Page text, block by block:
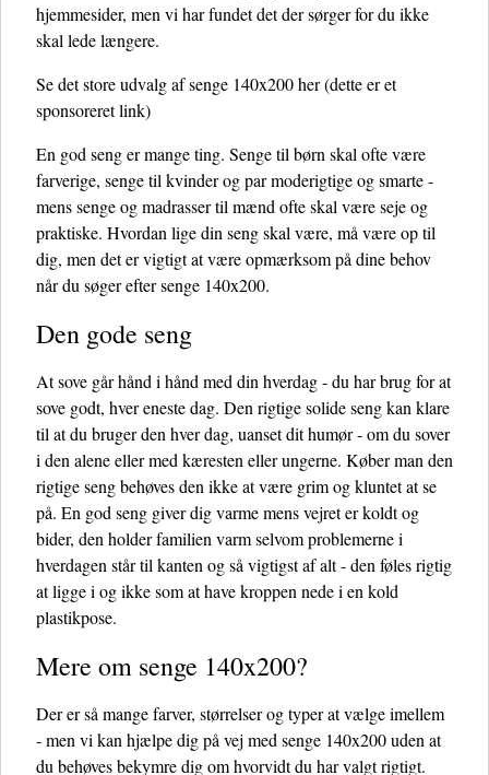
hjemmesider, men vi har fundet det der sørger for du ikke
skal lede længere.
Se det store udvalg af senge 140x200 her(dette er et
sponsoreret link)
En god seng er mange ting. Senge til børn skal ofte være
farverige, senge til kvinder og par moderigtige og smarte -
mens senge og madrasser til mænd ofte skal være seje og
praktiske. Hvordan lige din seng skal være, må være op til
dig, men det er vigtigt at være opmærksom på dine behov
når du søger efter senge 140x200.
Den gode seng
At sove går hånd i hånd med din hverdag - du har brug for at
sove godt, hver eneste dag. Den rigtige solide seng kan klare
til at du bruger den hver dag, uanset dit humør - om du sover
i den alene eller med kæresten eller ungerne. Køber man den
rigtige seng behøves den ikke at være grim og kluntet at se
på. En god seng giver dig varme mens vejret er koldt og
bider, den holder familien varm selvom problemerne i
hverdagen står til kanten og så vigtigst af alt - den føles rigtig
at ligge i og ikke som at have kroppen nede i en kold
plastikpose.
Mere om senge 140x200?
Der er så mange farver, størrelser og typer at vælge imellem
- men vi kan hjælpe dig på vej med senge 140x200 uden at
du behøves bekymre dig om hvorvidt du har valgt rigtigt.